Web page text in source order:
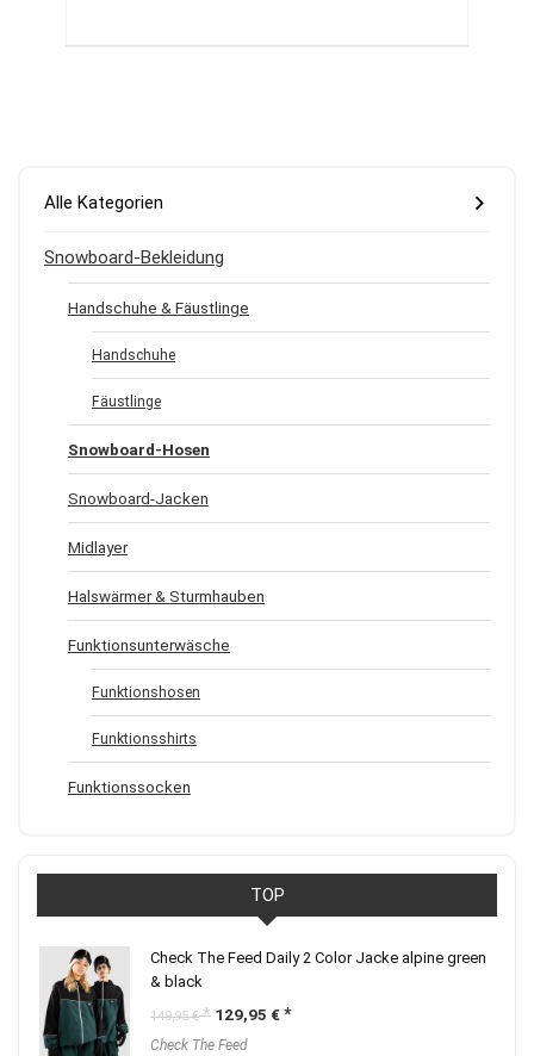
Alle Kategorien
Snowboard-Bekleidung
Handschuhe & Fäustlinge
Handschuhe
Fäustlinge
Snowboard-Hosen
Snowboard-Jacken
Midlayer
Halswärmer & Sturmhauben
Funktionsunterwäsche
Funktionshosen
Funktionsshirts
Funktionssocken
TOP
Check The Feed Daily 2 Color Jacke alpine green
& black
149,95€
Ursprünglicher
war:
129,95 € Aktueller
Check The Feed